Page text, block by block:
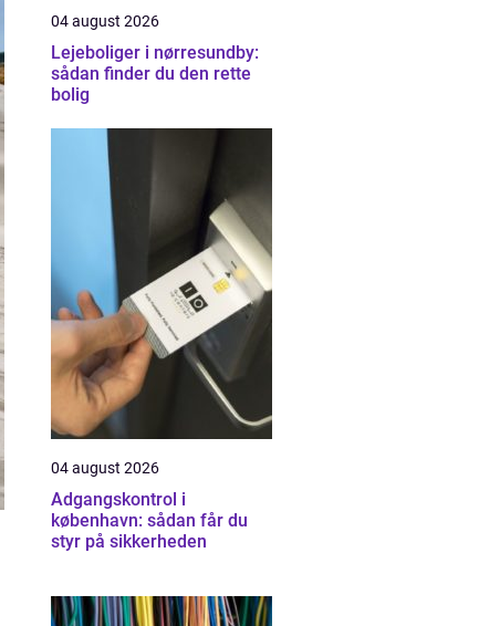
04 august 2026
Lejeboliger i nørresundby:
sådan finder du den rette
bolig
04 august 2026
Adgangskontrol i
københavn: sådan får du
styr på sikkerheden